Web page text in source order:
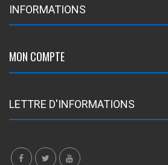
INFORMATIONS
MON COMPTE
LETTRE D'INFORMATIONS